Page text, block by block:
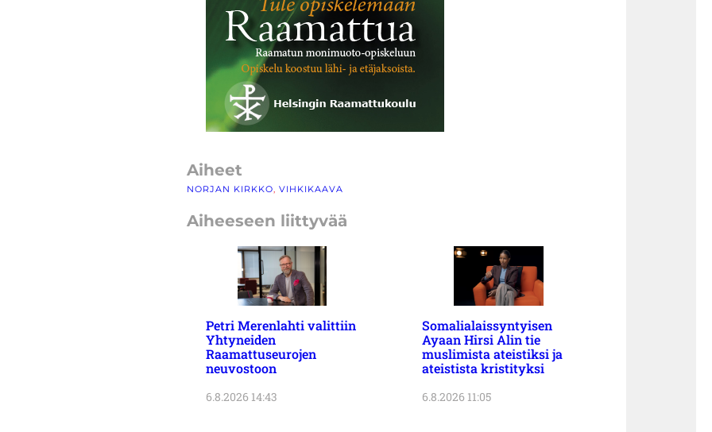
Aiheet
NORJAN KIRKKO VIHKIKAAVA
Aiheeseen liittyvää
Petri Merenlahti valittiin
Yhtyneiden
Raamattuseurojen
neuvostoon
6.8.2026 14:43
Somalialaissyntyisen
Ayaan Hirsi Alin tie
muslimista ateistiksi ja
ateistista kristityksi
6.8.2026 11:05